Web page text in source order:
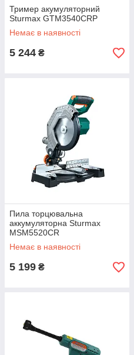
Тример акумуляторний
Sturmax GTM3540CRP
Немає в наявності
5 244 ₴
Пила торцювальна
аккумуляторна Sturmax
MSM5520CR
Немає в наявності
5 199 ₴